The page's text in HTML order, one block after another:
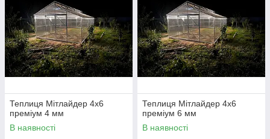
Теплиця Мітлайдер 4х6
преміум 4 мм
В наявності
Теплиця Мітлайдер 4х6
преміум 6 мм
В наявності